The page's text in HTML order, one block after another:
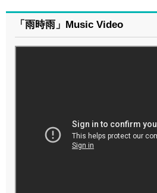
「雨時雨」Music Video